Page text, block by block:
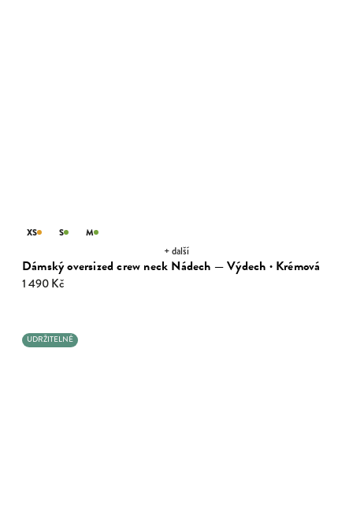
Dámský oversized crew neck Nádech — Výdech · Krémová
1 490 Kč
XS S M
+ další
UDRŽITELNÉ